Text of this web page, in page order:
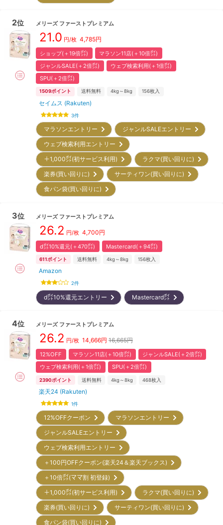
2位 メリーズ ファーストプレミアム
21.0 円/枚 4,785円
ショップ(＋19倍㌽)
マラソン11店(＋10倍㌽)
ジャンルSALE(＋2倍㌽)
ウェブ検索利用(＋1倍㌽)
SPU(＋2倍㌽)
1509ポイント 送料無料 4kg～8kg 156枚入
セイムス (Rakuten)
3件
マラソンエントリー
ジャンルSALEエントリー
ウェブ検索利用エントリー
＋1,000㌽(初サービス利用)
ラクマ(買い回りに)
楽券(買い回りに)
サーティワン(買い回りに)
食パン袋(買い回りに)
3位 メリーズ ファーストプレミアム
26.2 円/枚 4,700円
d㌽10%還元(＋470㌽) Mastercard(＋94㌽)
611ポイント 送料無料 4kg～8kg 156枚入
Amazon
2件
d㌽10%還元エントリー Mastercard㌽
4位 メリーズ ファーストプレミアム
26.2 円/枚 14,666円 16,665円
12%OFF マラソン11店(＋10倍㌽)
ジャンルSALE(＋2倍㌽)
ウェブ検索利用(＋1倍㌽)
SPU(＋2倍㌽)
2390ポイント 送料無料 4kg～8kg 468枚入
楽天24 (Rakuten)
1件
12%OFFクーポン
マラソンエントリー
ジャンルSALEエントリー
ウェブ検索利用エントリー
＋100円OFFクーポン(楽天24＆楽天ブックス)
＋10倍㌽(ママ割 初登録)
＋1,000㌽(初サービス利用)
ラクマ(買い回りに)
楽券(買い回りに)
サーティワン(買い回りに)
食パン袋(買い回りに)